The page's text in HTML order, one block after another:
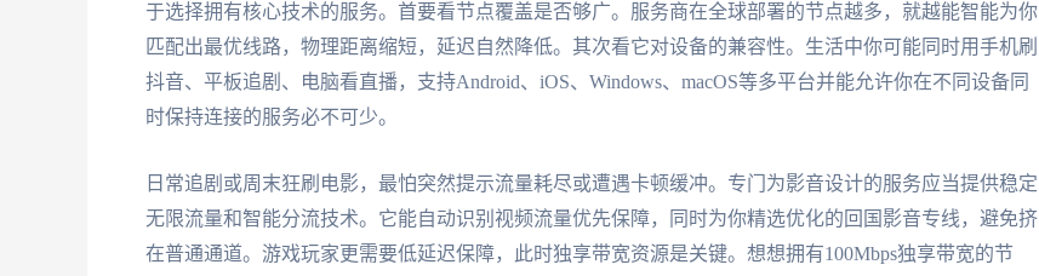
于选择拥有核心技术的服务。首要看节点覆盖是否够广。服务商在全球部署的节点越多，就越能智能为你
匹配出最优线路，物理距离缩短，延迟自然降低。其次看它对设备的兼容性。生活中你可能同时用手机刷
抖音、平板追剧、电脑看直播，支持Android、iOS、Windows、macOS等多平台并能允许你在不同设备同
时保持连接的服务必不可少。
日常追剧或周末狂刷电影，最怕突然提示流量耗尽或遭遇卡顿缓冲。专门为影音设计的服务应当提供稳定
无限流量和智能分流技术。它能自动识别视频流量优先保障，同时为你精选优化的回国影音专线，避免挤
在普通通道。游戏玩家更需要低延迟保障，此时独享带宽资源是关键。想想拥有100Mbps独享带宽的节